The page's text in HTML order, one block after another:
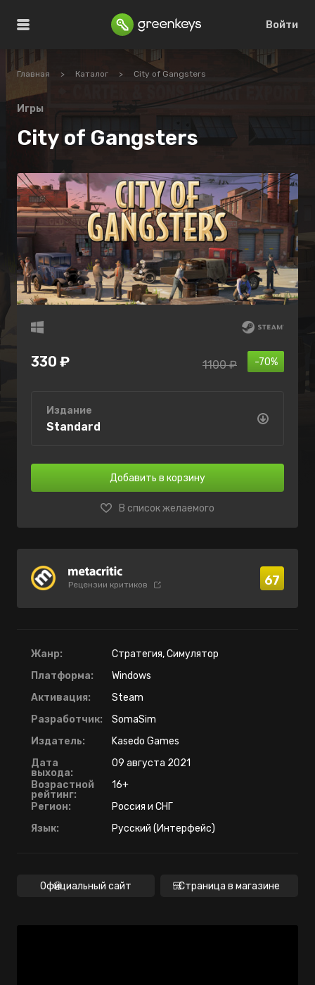
Войти
Главная > Каталог > City of Gangsters
Игры
City of Gangsters
330 ₽ -70%
1100 ₽
Издание
Standard
Добавить в корзину
В список желаемого
Рецензии критиков 67
Жанр:
Стратегия, Симулятор
Платформа:
Windows
Активация:
Steam
Разработчик:
SomaSim
Издатель:
Kasedo Games
Дата
выхода:
09 августа 2021
Возрастной
рейтинг:
16+
Регион:
Россия и СНГ
Язык:
Русский (Интерфейс)
Официальный сайт Страница в магазине